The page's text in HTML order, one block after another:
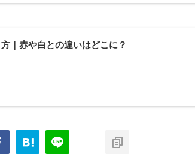
｜赤や白との違いはどこに？